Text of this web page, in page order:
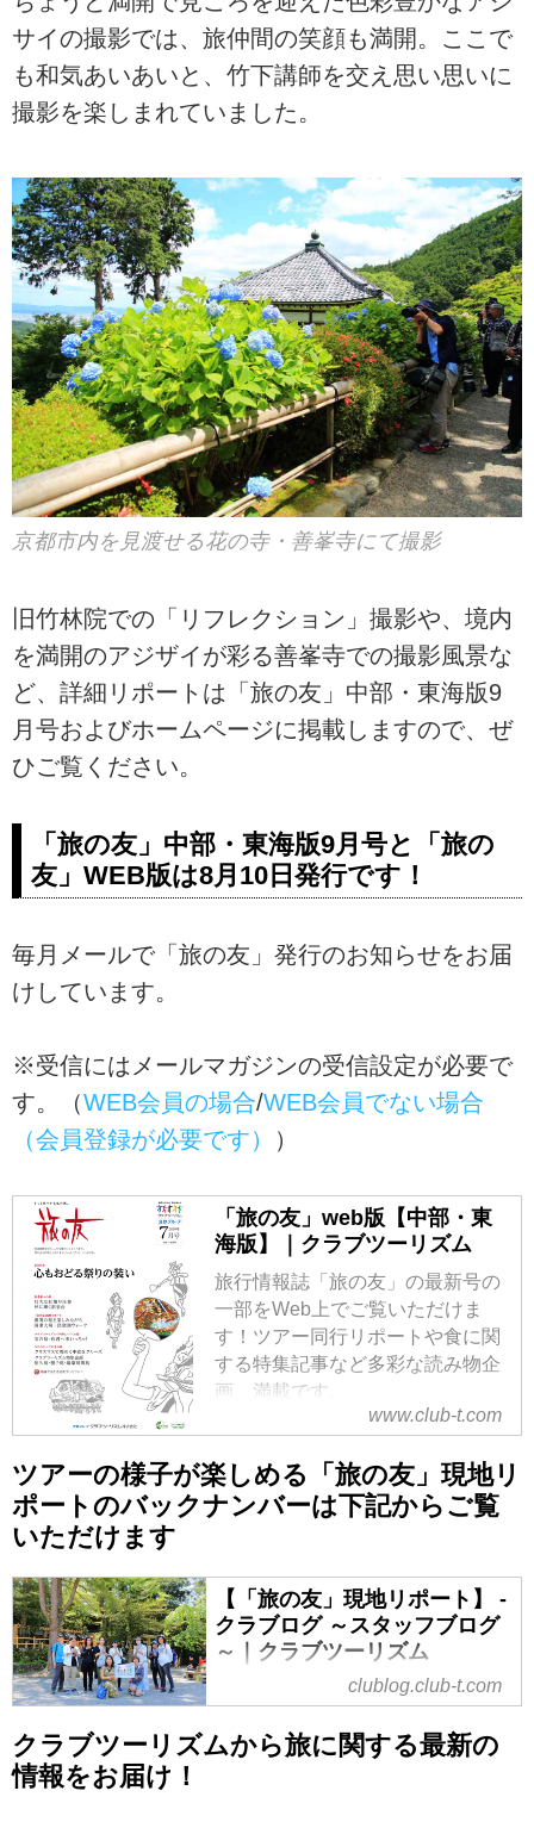
サイの撮影では、旅仲間の笑顔も満開。ここで
も和気あいあいと、竹下講師を交え思い思いに
撮影を楽しまれていました。
京都市内を見渡せる花の寺・善峯寺にて撮影
旧竹林院での「リフレクション」撮影や、境内
を満開のアジザイが彩る善峯寺での撮影風景な
ど、詳細リポートは「旅の友」中部・東海版9
月号およびホームページに掲載しますので、ぜ
ひご覧ください。
「旅の友」中部・東海版9月号と「旅の
友」WEB版は8月10日発行です！
毎月メールで「旅の友」発行のお知らせをお届
けしています。
※受信にはメールマガジンの受信設定が必要で
す。（WEB会員の場合/WEB会員でない場合
（会員登録が必要です）
）
「旅の友」web版【中部・東
海版】｜クラブツーリズム
旅行情報誌「旅の友」の最新号の
一部をWeb上でご覧いただけま
す！ツアー同行リポートや食に関
する特集記事など多彩な読み物企
画、満載です。
※「旅の友」9月号は8月10日に発
www.club-t.com
ツアーの様子が楽しめる「旅の友」現地リ
ポートのバックナンバーは下記からご覧
いただけます
【「旅の友」現地リポート】 -
クラブログ ～スタッフブログ
～｜クラブツーリズム
clublog.club-t.com
クラブツーリズムから旅に関する最新の
情報をお届け！